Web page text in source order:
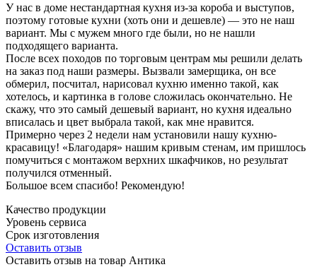
У нас в доме нестандартная кухня из-за короба и выступов,
поэтому готовые кухни (хоть они и дешевле) — это не наш
вариант. Мы с мужем много где были, но не нашли
подходящего варианта.
После всех походов по торговым центрам мы решили делать
на заказ под наши размеры. Вызвали замерщика, он все
обмерил, посчитал, нарисовал кухню именно такой, как
хотелось, и картинка в голове сложилась окончательно. Не
скажу, что это самый дешевый вариант, но кухня идеально
вписалась и цвет выбрала такой, как мне нравится.
Примерно через 2 недели нам установили нашу кухню-
красавицу! «Благодаря» нашим кривым стенам, им пришлось
помучиться с монтажом верхних шкафчиков, но результат
получился отменный.
Большое всем спасибо! Рекомендую!
Качество продукции
Уровень сервиса
Срок изготовления
Оставить отзыв
Оставить отзыв на товар Антика